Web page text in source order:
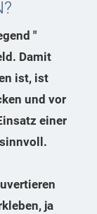
"
Damit
ist, ist
und vor
einer
ja